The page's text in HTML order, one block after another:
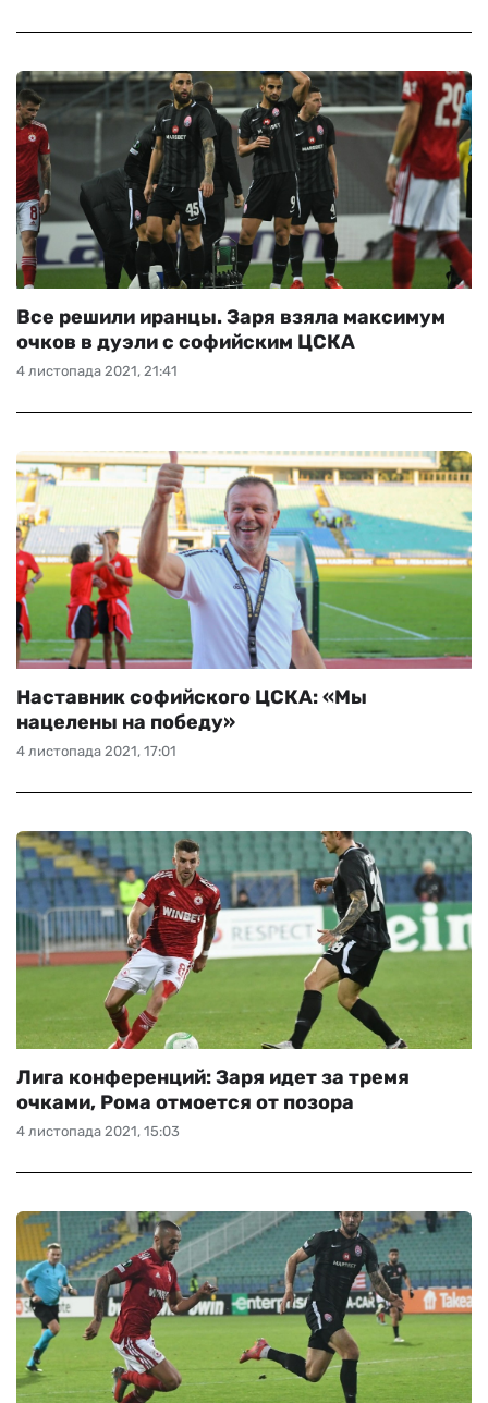
4 листопада 2021, 21:41
Все решили иранцы. Заря взяла максимум
очков в дуэли с софийским ЦСКА
4 листопада 2021, 17:01
Наставник софийского ЦСКА: «Мы
нацелены на победу»
4 листопада 2021, 15:03
Лига конференций: Заря идет за тремя
очками, Рома отмоется от позора